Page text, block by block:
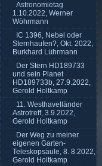
Astronomietag
1.10.2022, Werner
Wöhrmann
IC 1396, Nebel oder
Sternhaufen?, Okt. 2022,
Burkhard Lührmann
Der Stern HD189733
und sein Planet
HD189733b, 27.9.2022,
Gerold Holtkamp
11. Westhavelländer
Astrotreff, 3.9.2022,
Gerold Holtkamp
Der Weg zu meiner
eigenen Garten-
Teleskopsäule, 8. 8.2022,
Gerold Holtkamp